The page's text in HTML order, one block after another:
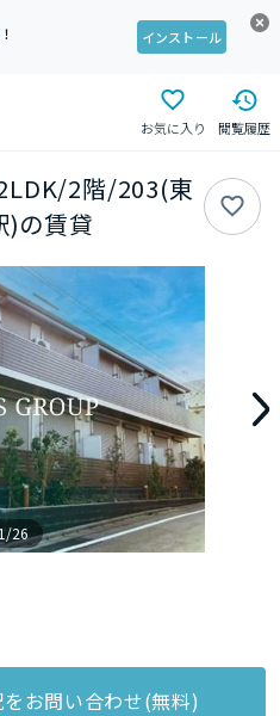
インストール
お気に入り 閲覧履歴
2階/203(東
)の賃貸
1/26
お問い合わせ(無料)